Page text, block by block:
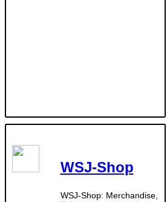
WSJ-Shop
WSJ-Shop: Merchandise,